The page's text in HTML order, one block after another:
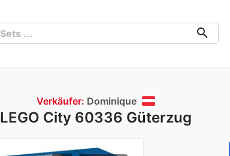
search
Verkäufer: Dominique
LEGO City 60336 Güterzug